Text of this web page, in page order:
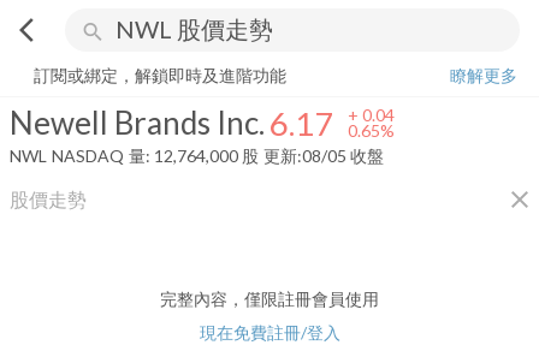
arrow_back_ios search
Newell Brands Inc. 6.17+ 0.65%
訂閱或綁定，解鎖即時及進階功能
瞭解更多
Newell Brands Inc.6.17 + 0.04
0.65%
NWL NASDAQ 量: 12,764,000 股 更新:08/05 收盤
股價走勢 close
完整內容，僅限註冊會員使用
現在免費註冊/登入